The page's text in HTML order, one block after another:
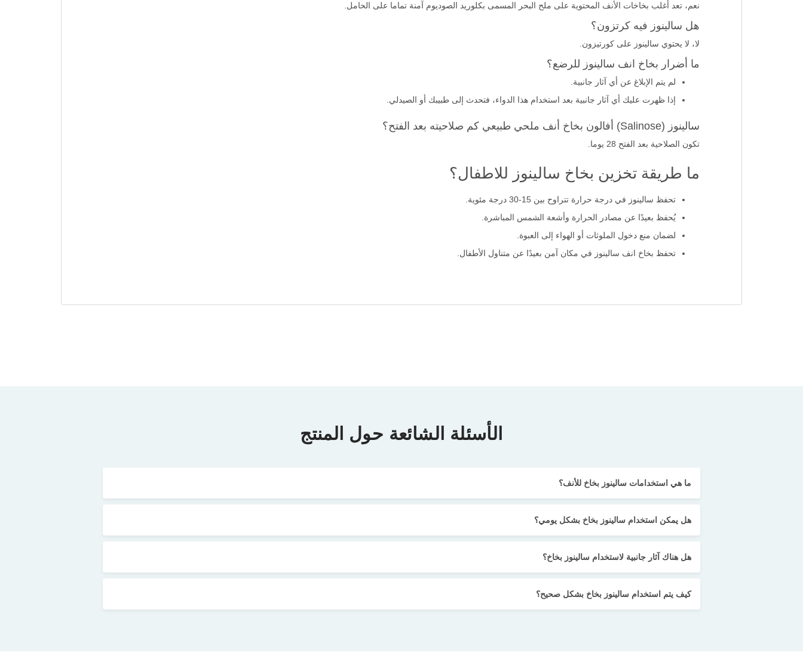
نعم، تعد أغلب بخاخات الأنف المحتوية على ملح البحر المسمى بكلوريد الصوديوم آمنة تماما على الحامل.
هل سالينوز فيه كرتزون؟
لا، لا يحتوي سالينوز على كورتيزون.
ما أضرار بخاخ انف سالينوز للرضع؟
لم يتم الإبلاغ عن أي آثار جانبية.
إذا ظهرت عليك أي آثار جانبية بعد استخدام هذا الدواء، فتحدث إلى طبيبك أو الصيدلي.
سالينوز (Salinose) أفالون بخاخ أنف ملحي طبيعي كم صلاحيته بعد الفتح؟
تكون الصلاحية بعد الفتح 28 يوما.
ما طريقة تخزين بخاخ سالينوز للاطفال؟
تحفظ سالينوز في درجة حرارة تتراوح بين 15-30 درجة مئوية.
يُحفظ بعيدًا عن مصادر الحرارة وأشعة الشمس المباشرة.
لضمان منع دخول الملوثات أو الهواء إلى العبوة.
تحفظ بخاخ انف سالينوز في مكان آمن بعيدًا عن متناول الأطفال.
الأسئلة الشائعة حول المنتج
ما هي استخدامات سالينوز بخاخ للأنف؟
هل يمكن استخدام سالينوز بخاخ بشكل يومي؟
هل هناك آثار جانبية لاستخدام سالينوز بخاخ؟
كيف يتم استخدام سالينوز بخاخ بشكل صحيح؟